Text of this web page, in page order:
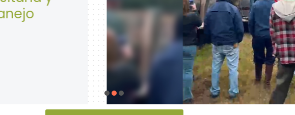
Seguridad y Salud en el trabajo.
abril 28, 2026